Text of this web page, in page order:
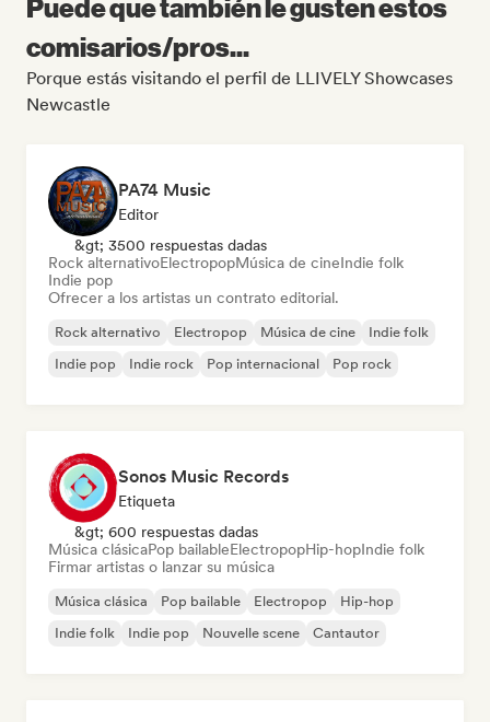
Puede que también le gusten estos
comisarios/pros...
Porque estás visitando el perfil de LLIVELY Showcases
Newcastle
PA74 Music
Editor
&gt; 3500 respuestas dadas
Rock alternativoElectropopMúsica de cineIndie folk
Indie pop
Ofrecer a los artistas un contrato editorial.
Rock alternativo Electropop Música de cine
Indie folk
Indie pop
Indie rock Pop internacional Pop rock
Sonos Music Records
Etiqueta
&gt; 600 respuestas dadas
Música clásicaPop bailableElectropopHip-hopIndie folk
Firmar artistas o lanzar su música
Música clásica Pop bailable Electropop
Hip-hop
Indie folk
Indie pop Nouvelle scene Cantautor